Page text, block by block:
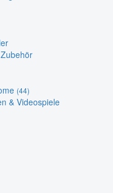
(44)
& Videospiele